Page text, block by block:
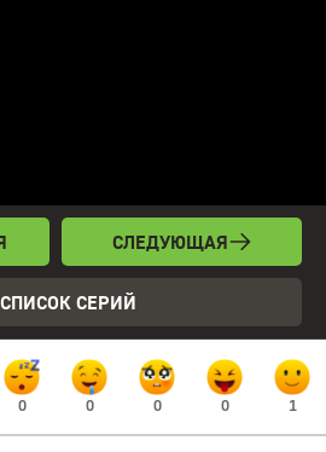
СПИСОК СЕРИЙ
СЛЕДУЮЩАЯ
0 0 0 0 1